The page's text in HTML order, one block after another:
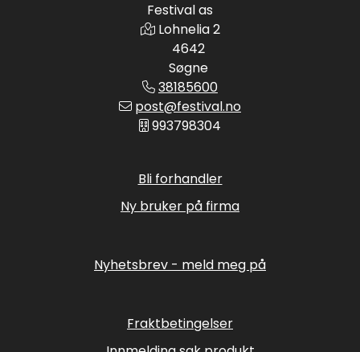
Festival as
Lohnelia 2
4642
Søgne
38185600
post@festival.no
993798304
Bli forhandler
Ny bruker på firma
Nyhetsbrev - meld meg på
Fraktbetingelser